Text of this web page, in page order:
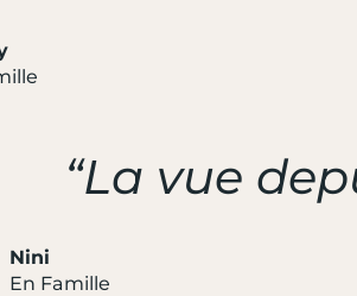
“La vue
Nini
En Famille